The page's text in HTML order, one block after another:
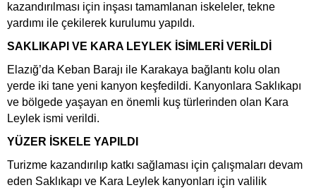
kazandırılması için inşası tamamlanan iskeleler, tekne
yardımı ile çekilerek kurulumu yapıldı.
SAKLIKAPI VE KARA LEYLEK İSİMLERİ VERİLDİ
Elazığ’da Keban Barajı ile Karakaya bağlantı kolu olan
yerde iki tane yeni kanyon keşfedildi. Kanyonlara Saklıkapı
ve bölgede yaşayan en önemli kuş türlerinden olan Kara
Leylek ismi verildi.
YÜZER İSKELE YAPILDI
Turizme kazandırılıp katkı sağlaması için çalışmaları devam
eden Saklıkapı ve Kara Leylek kanyonları için valilik